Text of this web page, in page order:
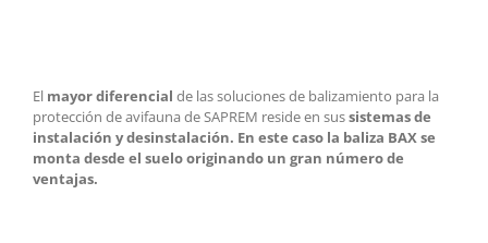
Elmayor diferencial de las soluciones de balizamiento para la
protección de avifauna de SAPREM reside en sussistemas de
instalación y desinstalación. En este caso la baliza BAX se
monta desde el suelo originando un gran número de
ventajas.